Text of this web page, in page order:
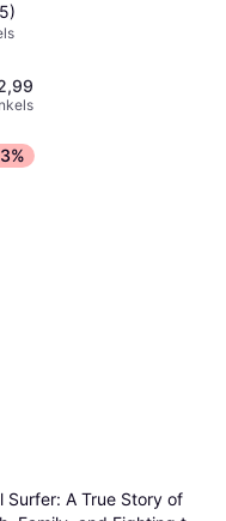
Surfer: A True Story of